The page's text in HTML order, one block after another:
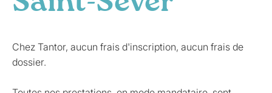
Chez Tantor, aucun frais d'inscription, aucun frais de
dossier.